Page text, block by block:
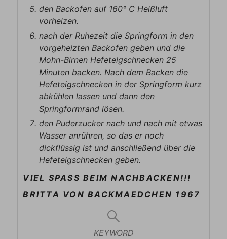
den Backofen auf 160° C Heißluft
vorheizen.
nach der Ruhezeit die Springform in den
vorgeheizten Backofen geben und die
Mohn-Birnen Hefeteigschnecken 25
Minuten backen. Nach dem Backen die
Hefeteigschnecken in der Springform kurz
abkühlen lassen und dann den
Springformrand lösen.
den Puderzucker nach und nach mit etwas
Wasser anrühren, so das er noch
dickflüssig ist und anschließend über die
Hefeteigschnecken geben.
VIEL SPASS BEIM NACHBACKEN!!!
BRITTA VON BACKMAEDCHEN 1967
KEYWORD